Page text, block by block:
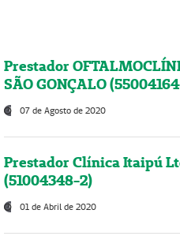
Prestador
SÃO GONÇALO
07 de Agosto de 2020
Prestador Clínica Itaipú
(51004348-2)
01 de Abril de 2020